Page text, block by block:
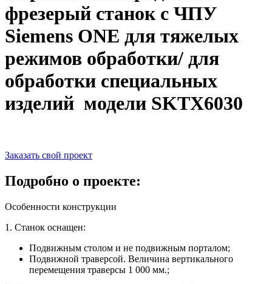
фрезерый станок с ЧПУ
Siemens ONE для тяжелых
режимов обработки/ для
обработки специальных
изделий модели SKTX6030
Заказать свой проект
Подробно о проекте:
Особенности конструкции
1. Станок оснащен:
Подвижным столом и не подвижным порталом;
Подвижной траверсой. Величина вертикального
перемещения траверсы 1 000 мм.;